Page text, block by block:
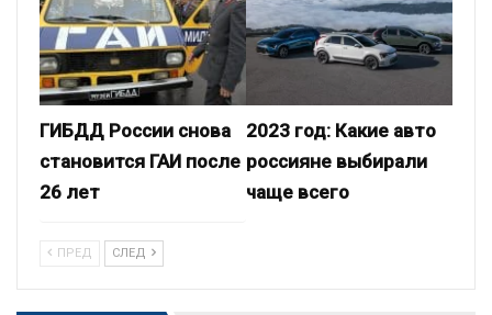
ГИБДД России снова
становится ГАИ после
26 лет
2023 год: Какие авто
россияне выбирали
чаще всего
ПРЕД СЛЕД